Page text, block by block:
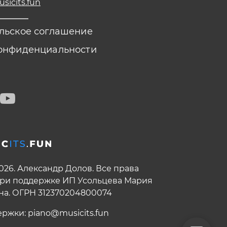
соглашение
Александр Долов. Все права
поддержке ИП Усольцева Мария
ОГРН 312370204800074
piano@musicits.fun